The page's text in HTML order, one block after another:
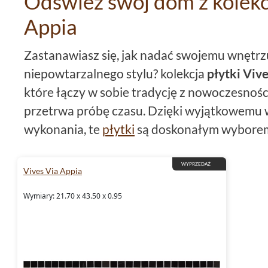
Appia
Zastanawiasz się, jak nadać swojemu
niepowtarzalnego stylu? kolekcja płytki
które łączy w sobie tradycję z
przetrwa próbę czasu. Dzięki
wykonania, te płytki są doskonałym
Wielkoformatowa elegancja
większa i bardziej elegancka, a
WYPRZEDAŻ
Vives Via Appia
Wymiary: 21.70 x 43.50 x 0.95